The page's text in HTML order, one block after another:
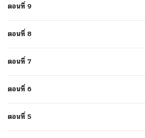
ตอนที่ 9
ตอนที่ 8
ตอนที่ 7
ตอนที่ 6
ตอนที่ 5